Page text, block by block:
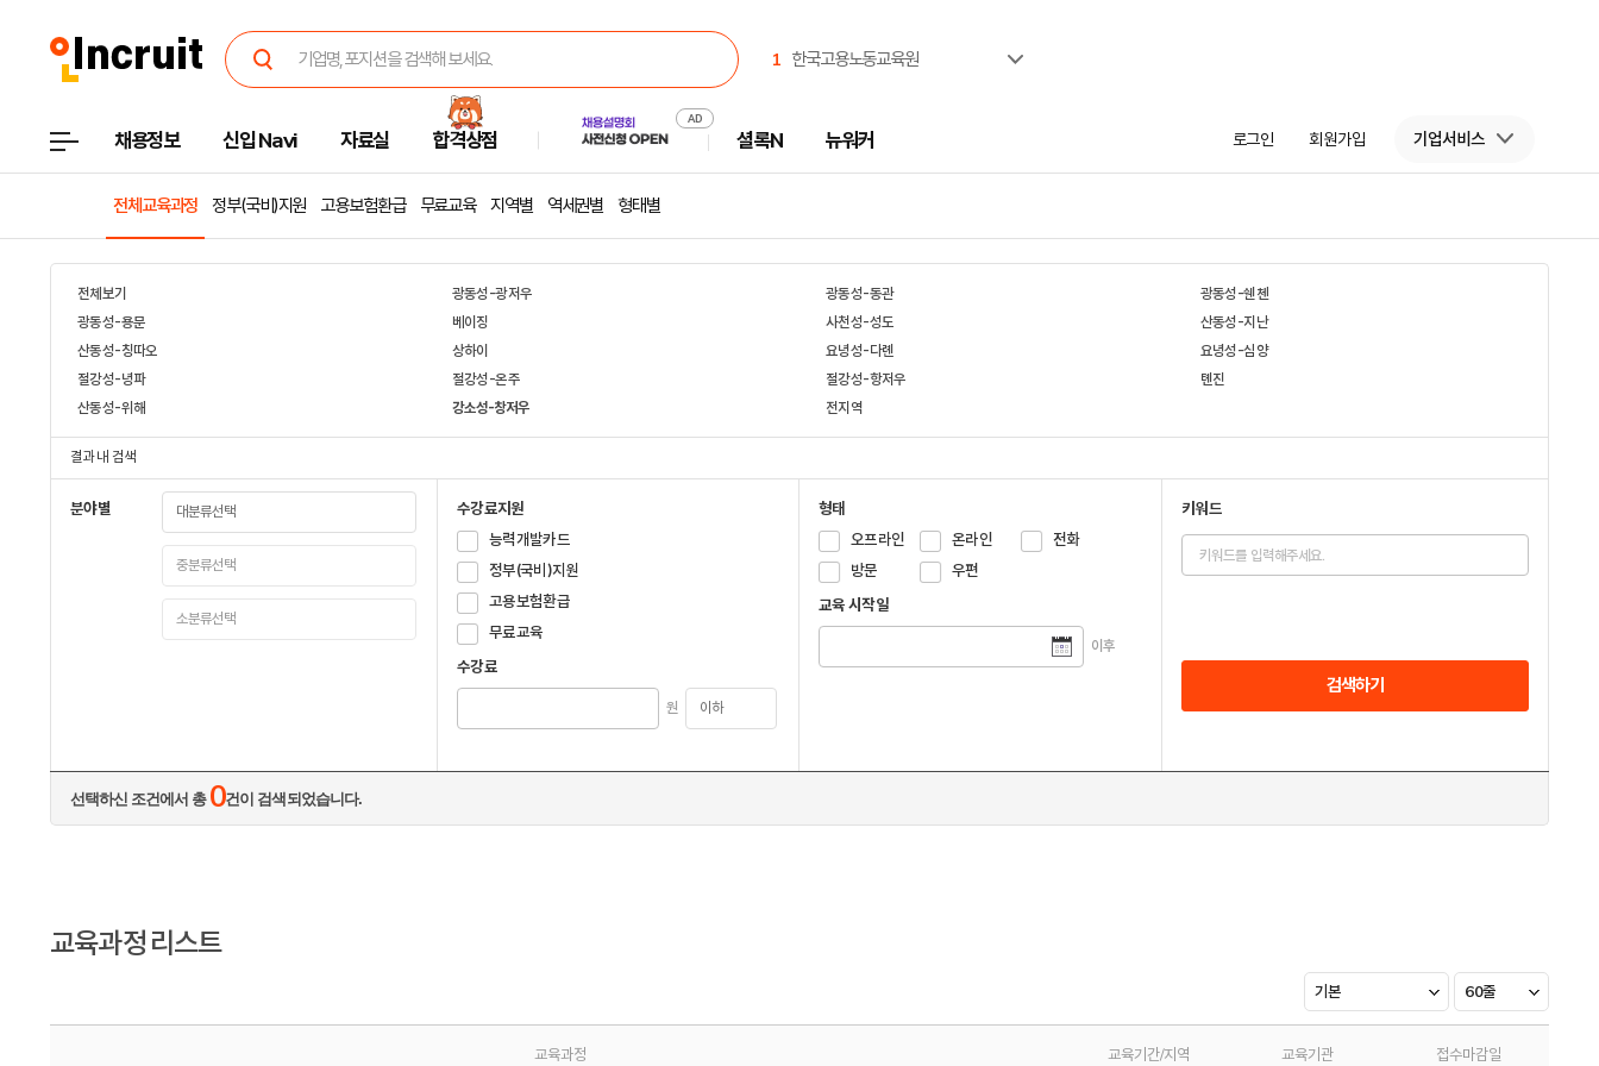
1 한국고용노동교육원
4
한국부동산원
5 한국수력원자력(주)
8 서일대학교
애경케미칼
대한민국시도지사협의회
채용정보 신입 Navi 자료실 합격상점 셜록N 뉴워커 로그인 회원가입 기업서비스
전체교육과정 정부(국비)지원 고용보험환급 무료교육 지역별 역세권별 형태별
전체보기 광동성-광저우 광동성-동관
광동성-쉔첸
광동성-용문
베이징 사천성-성도
산동성-지난
산동성-칭따오
상하이 요녕성-다롄
요녕성-심양
절강성-녕파
절강성-온주 절강성-항저우
톈진
산동성-위해
강소성-창저우 전지역
결과 내 검색
분야별
수강료지원
능력개발카드
정부(국비)지원
고용보험환급
무료교육
수강료
원
형태
오프라인
온라인
전화
방문
우편
교육 시작일
이후
키워드
검색하기
선택하신 조건에서 총 0건이 검색되었습니다.
교육과정 리스트
기본 60줄
교육과정 교육기간/지역 교육기관 접수마감일